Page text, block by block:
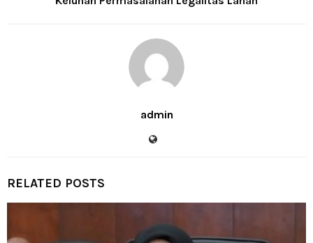
admin
RELATED POSTS